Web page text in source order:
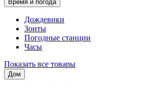
Время и погода
Дождевики
Зонты
Погодные станции
Часы
Показать все товары
Дом